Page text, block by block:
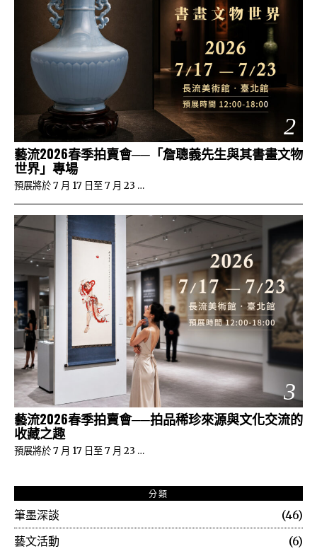
2
藝流2026春季拍賣會──「詹聰義先生與其書畫文物
世界」專場
預展將於 7 月 17 日至 7 月 23 …
3
藝流2026春季拍賣會──拍品稀珍來源與文化交流的
收藏之趣
預展將於 7 月 17 日至 7 月 23 …
分類
筆墨深談
46
藝文活動
6